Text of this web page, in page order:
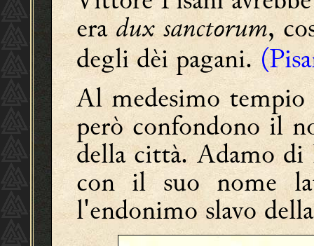
era dux sanctorum,
degli dèi pagani.
Al medesimo
però confondono il
della città. Adamo
con il suo nome
l'endonimo slavo